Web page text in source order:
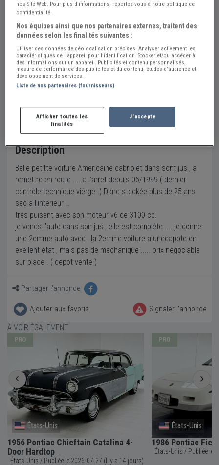
PONTIAC SUNBIRD CABRIOLET - 1992
Créer une alerte PONTIAC SUNBIRD
6 000 €
American Cars Parts Service by BDC PRO
Belgique
Envoyer un email
Description
Belle petitte voiture Americaine cabriolet dans sont jus , a
remettre en route .....a l'arrét depuis 06/1999 ( dernier
controle technique viérge .) Donc stockée plus de 25 ans
sec a l'interieur ..
trés puisent avec son moteur v6 de 3100 cc.
je vends l'auto dans son jus , elle est compléte .... je donne
une 2emme auto avec , la 2emme voiture a unecapote en
exellent état , mais pas de mechanique ..... prix négociable
sur place . ( dépot vente )
Partager l'annonce
Ajouter aux favoris
Signaler l'annonce
À VOIR ÉGALEMENT
PRO
États-Unis
1956 Pontiac Chieftain Catalina 4-
Door Hardtop
États-Unis / Publiée le 2026-07-27 (Il y a 14 jours)
PRO
États-Unis
1986 Pontiac
nos Site Web. Pour plus d’informations, reportez-vous à notre politique de
confidentialité.
Nos équipes ainsi que nos partenaires externes, traitent des
données selon les finalités suivantes :
Utiliser des données de géolocalisation précises. Analyser activement les
caractéristiques de l’appareil pour l’identification. Stocker et/ou accéder à
des informations sur un appareil. Publicités et contenu personnalisés,
mesure de performance des publicités et du contenu, études d’audience et
développement de services.
Liste de nos partenaires (fournisseurs)
Afficher toutes les
finalités
J'accepte